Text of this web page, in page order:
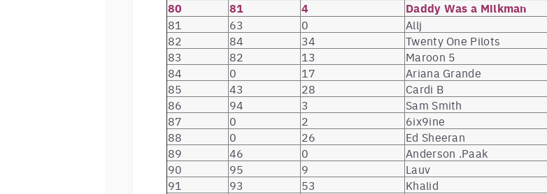
80 81 4 Daddy Was a Milkman
81 63 0 Allj
82
84 34 Twenty One Pilots
83
82 13 Maroon 5
84
0 17 Ariana Grande
85
43 28 Cardi B
86
94 3 Sam Smith
87
0 2 6ix9ine
88
0 26 Ed Sheeran
89
46 0 Anderson .Paak
90
95 9 Lauv
91
93 53 Khalid